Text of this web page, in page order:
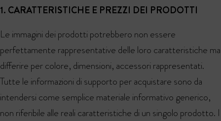
1. CARATTERISTICHE E PREZZI DEI PRODOTTI
Le immagini dei prodotti potrebbero non essere
perfettamente rappresentative delle loro caratteristiche ma
differire per colore, dimensioni, accessori rappresentati.
Tutte le informazioni di supporto per acquistare sono da
intendersi come semplice materiale informativo generico,
non riferibile alle reali caratteristiche di un singolo prodotto. I